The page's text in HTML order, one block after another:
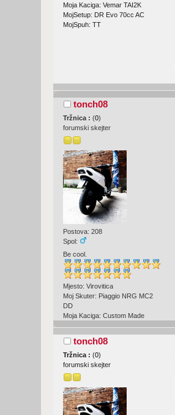
Moja Kaciga: Vemar TAI2K
MojSetup: DR Evo 70cc AC
MojSpuh: TT
tonch08
Tržnica :(0)
forumski skejter
Postova: 208
Spol:
Be cool.
Mjesto: Virovitica
Moj Skuter: Piaggio NRG MC2
DD
Moja Kaciga: Custom Made
tonch08
Tržnica :(0)
forumski skejter